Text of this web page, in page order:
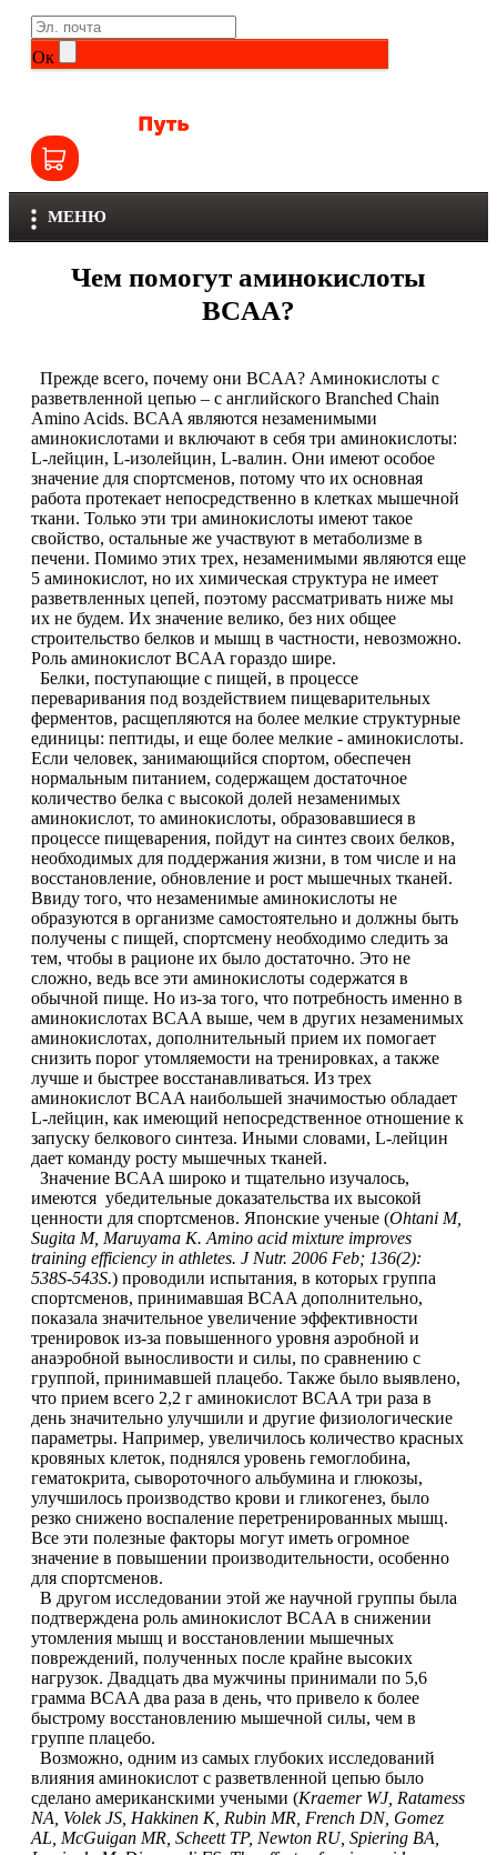
Ок
МЕНЮ
Общие комплексы
Витамины группы B
Витамины для детей
Железо
Селен
Здоровье и красота
НАЗАД
Мужское здоровье
НАЗАД
Бустеры тестостерона
ЗМА
Антиоксиданты
Борьба со стрессом
НАЗАД
5-HTP
Адаптогены и Ноотропы
Магний + В6
Волосы и кожа
Здоровая печень
Здоровье костей
Зрение
Иммунитет
Коэнзим Q10
Лецитин
Пищеварение
Сердце и Сосуды
Щитовидная железа
Омега жиры
Суставы и связки
Коллаген
Протеин
НАЗАД
Life Extension
NOW
Olimp
Optimum Nutrition
SNT
Sportinia
Trace Minerals
USN
Vitauct
WTF LABZ
Свой Путь
Чем помогут аминокислоты
BCAA?
Прежде всего, почему они BCAA? Аминокислоты с
разветвленной цепью – с английского Branched Chain
Amino Acids. BCAA являются незаменимыми
аминокислотами и включают в себя три аминокислоты:
L-лейцин, L-изолейцин, L-валин. Они имеют особое
значение для спортсменов, потому что их основная
работа протекает непосредственно в клетках мышечной
ткани. Только эти три аминокислоты имеют такое
свойство, остальные же участвуют в метаболизме в
печени. Помимо этих трех, незаменимыми являются еще
5 аминокислот, но их химическая структура не имеет
разветвленных цепей, поэтому рассматривать ниже мы
их не будем. Их значение велико, без них общее
строительство белков и мышц в частности, невозможно.
Роль аминокислот BCAA гораздо шире.
Белки, поступающие с пищей, в процессе
переваривания под воздействием пищеварительных
ферментов, расщепляются на более мелкие структурные
единицы: пептиды, и еще более мелкие - аминокислоты.
Если человек, занимающийся спортом, обеспечен
нормальным питанием, содержащем достаточное
количество белка с высокой долей незаменимых
аминокислот, то аминокислоты, образовавшиеся в
процессе пищеварения, пойдут на синтез своих белков,
необходимых для поддержания жизни, в том числе и на
восстановление, обновление и рост мышечных тканей.
Ввиду того, что незаменимые аминокислоты не
образуются в организме самостоятельно и должны быть
получены с пищей, спортсмену необходимо следить за
тем, чтобы в рационе их было достаточно. Это не
сложно, ведь все эти аминокислоты содержатся в
обычной пище. Но из-за того, что потребность именно в
аминокислотах BCAA выше, чем в других незаменимых
аминокислотах, дополнительный прием их помогает
снизить порог утомляемости на тренировках, а также
лучше и быстрее восстанавливаться. Из трех
аминокислот BCAA наибольшей значимостью обладает
L-лейцин, как имеющий непосредственное отношение к
запуску белкового синтеза. Иными словами, L-лейцин
дает команду росту мышечных тканей.
Значение BCAA широко и тщательно изучалось,
имеются убедительные доказательства их высокой
ценности для спортсменов. Японские ученые (Ohtani M,
Sugita M, Maruyama K. Amino acid mixture improves
training efficiency in athletes. J Nutr. 2006 Feb; 136(2):
538S-543S.) проводили испытания, в которых группа
спортсменов, принимавшая BCAA дополнительно,
показала значительное увеличение эффективности
тренировок из-за повышенного уровня аэробной и
анаэробной выносливости и силы, по сравнению с
группой, принимавшей плацебо. Также было выявлено,
что прием всего 2,2 г аминокислот BCAA три раза в
день значительно улучшили и другие физиологические
параметры. Например, увеличилось количество красных
кровяных клеток, поднялся уровень гемоглобина,
гематокрита, сывороточного альбумина и глюкозы,
улучшилось производство крови и гликогенез, было
резко снижено воспаление перетренированных мышц.
Все эти полезные факторы могут иметь огромное
значение в повышении производительности, особенно
для спортсменов.
В другом исследовании этой же научной группы была
подтверждена роль аминокислот BCAA в снижении
утомления мышц и восстановлении мышечных
повреждений, полученных после крайне высоких
нагрузок. Двадцать два мужчины принимали по 5,6
грамма BCAA два раза в день, что привело к более
быстрому восстановлению мышечной силы, чем в
группе плацебо.
Возможно, одним из самых глубоких исследований
влияния аминокислот с разветвленной цепью было
сделано американскими учеными (Kraemer WJ, Ratamess
NA, Volek JS, Hakkinen K, Rubin MR, French DN, Gomez
AL, McGuigan MR, Scheett TP, Newton RU, Spiering BA,